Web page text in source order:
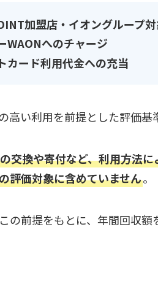
加盟店・イオングループ
WAONへのチャージ
カード利用代金への充当
高い利用を前提とした評価基
交換や寄付など、利用方法
評価対象に含めていません。
の前提をもとに、年間回収額